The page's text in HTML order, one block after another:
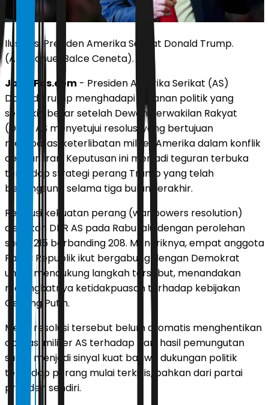
Ilustrasi Presiden Amerika Serikat Donald Trump.
(AP/Manuel Balce Ceneta).
JawaPos.com - Presiden Amerika Serikat (AS)
Donald Trump menghadapi tekanan politik yang
semakin besar setelah Dewan Perwakilan Rakyat
(DPR) AS menyetujui resolusi yang bertujuan
membatasi keterlibatan militer Amerika dalam konflik
dengan Iran. Keputusan ini menjadi teguran terbuka
terhadap strategi perang Trump yang telah
berlangsung selama tiga bulan terakhir.
Resolusi kekuatan perang (war powers resolution)
disahkan DPR AS pada Rabu lalu dengan perolehan
suara 215 berbanding 208. Menariknya, empat anggota
Partai Republik ikut bergabung dengan Demokrat
untuk mendukung langkah tersebut, menandakan
meningkatnya ketidakpuasan terhadap kebijakan
Gedung Putih.
Meski resolusi tersebut belum otomatis menghentikan
operasi militer AS terhadap Iran, hasil pemungutan
suara menjadi sinyal kuat bahwa dukungan politik
terhadap perang mulai terkikis, bahkan dari partai
presiden sendiri.